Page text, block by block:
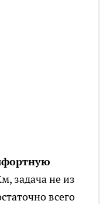
задача не из
всего